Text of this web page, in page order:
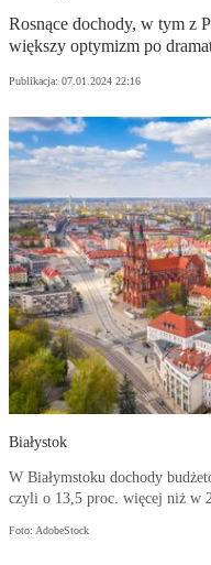
Rosnące dochody, w tym z
większy optymizm po
Publikacja: 07.01.2024 22:16
Białystok
W Białymstoku dochody
czyli o 13,5 proc. więcej niż w
Foto: AdobeStock